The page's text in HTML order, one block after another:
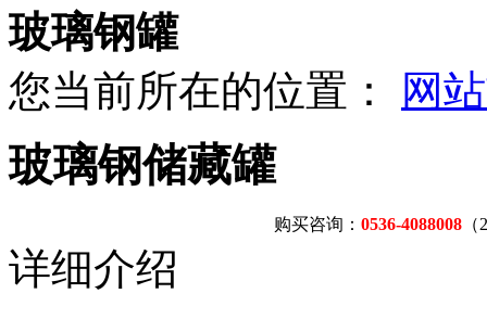
玻璃钢罐
您当前所在的位置：
网
玻璃钢储藏罐
购买咨询： 0536-4088008
详细介绍